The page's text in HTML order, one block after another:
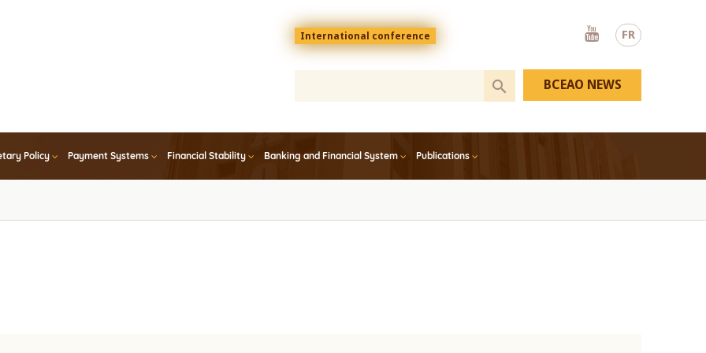
FR
Menu
top
En
International conference
Youtube
Policy Payment Systems Financial Stability Banking and Financial System Publications
BCEAO NEWS